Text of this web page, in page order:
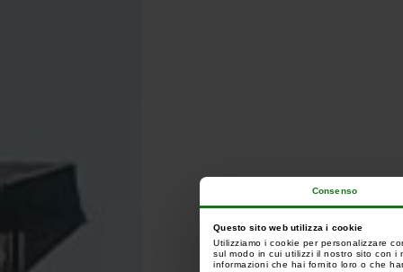
Consenso
Questo sito web utilizza i cookie
Utilizziamo i cookie per personalizzare
sul modo in cui utilizzi il nostro sito con
informazioni che hai fornito loro o che